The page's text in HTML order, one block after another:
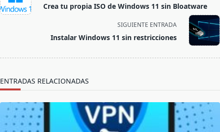
subtitle
Crea tu propia ISO de Windows 11 sin Bloatware
SIGUIENTE ENTRADA
Instalar Windows 11 sin restricciones
ENTRADAS RELACIONADAS